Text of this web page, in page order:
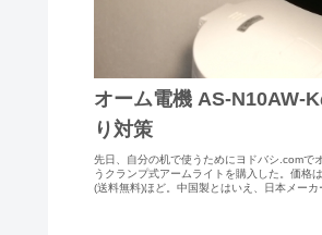
オーム電機 AS-N10AW-
り対策
先日、自分の机で使うためにヨドバシ.comで
うクランプ式アームライトを購入した。価格
(送料無料)ほど。中国製とはいえ、日本メーカ